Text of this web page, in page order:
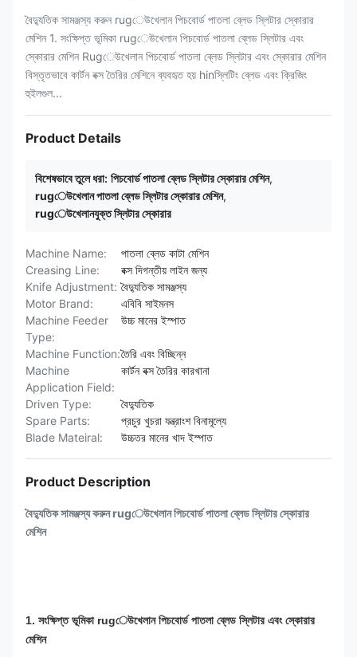
বৈদ্যুতিক সামঞ্জস্য করুন rugেউখেলান পিচবোর্ড পাতলা ব্লেড স্লিটার স্কোরার
মেশিন 1. সংক্ষিপ্ত ভূমিকা rugেউখেলান পিচবোর্ড পাতলা ব্লেড স্লিটার এবং
স্কোরার মেশিন Rugেউখেলান পিচবোর্ড পাতলা ব্লেড স্লিটার এবং স্কোরার মেশিন
বিস্তৃতভাবে কার্টন বক্স তৈরির মেশিনে ব্যবহৃত হয় hinস্লিটিং ব্লেড এবং ক্রিজিং
হুইলগুল...
Product Details
বিশেষভাবে তুলে ধরা: পিচবোর্ড পাতলা ব্লেড স্লিটার স্কোরার মেশিন,
rugেউখেলান পাতলা ব্লেড স্লিটার স্কোরার মেশিন,
rugেউখেলানযুক্ত স্লিটার স্কোরার
Machine Name:
পাতলা ব্লেড কাটা মেশিন
Creasing Line:
বক্স দিগন্তীয় লাইন জন্য
Knife Adjustment: বৈদ্যুতিক সামঞ্জস্য
Motor Brand:
এবিবি সাইমনস
Machine Feeder
Type:
উচ্চ মানের ইস্পাত
Machine Function:তৈরি এবং বিচ্ছিন্ন
Machine
Application Field:
কার্টন বক্স তৈরির কারখানা
Driven Type:
বৈদ্যুতিক
Spare Parts:
প্রচুর খুচরা যন্ত্রাংশ বিনামূল্যে
Blade Mateiral:
উচ্চতর মানের খাদ ইস্পাত
Product Description
বৈদ্যুতিক সামঞ্জস্য করুন rugেউখেলান পিচবোর্ড পাতলা ব্লেড স্লিটার স্কোরার
মেশিন
1. সংক্ষিপ্ত ভূমিকা rugেউখেলান পিচবোর্ড পাতলা ব্লেড স্লিটার এবং স্কোরার
মেশিন